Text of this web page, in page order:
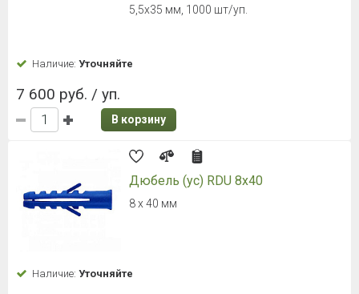
5,5х35 мм, 1000 шт/уп.
Наличие: Уточняйте
7 600 руб. / уп.
В корзину
Дюбель (ус) RDU 8x40
8 х 40 мм
Наличие: Уточняйте